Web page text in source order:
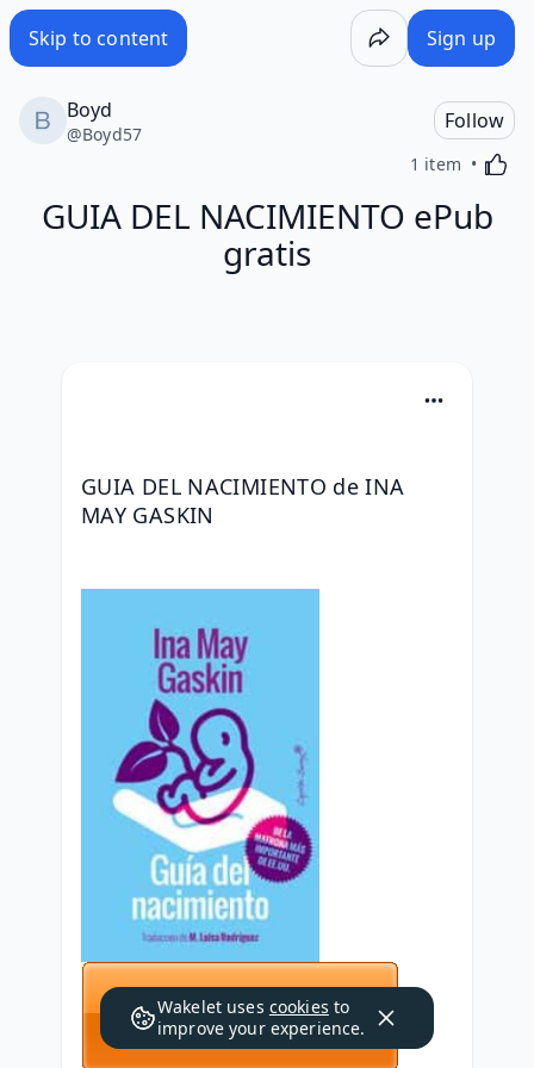
Skip to content Sign up
Boyd
@Boyd57
Follow
1 item
GUIA DEL NACIMIENTO ePub
gratis
GUIA DEL NACIMIENTO de INA
MAY GASKIN
Wakelet uses cookies to
improve your experience.